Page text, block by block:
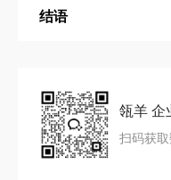
结语
瓴羊 企
扫码获